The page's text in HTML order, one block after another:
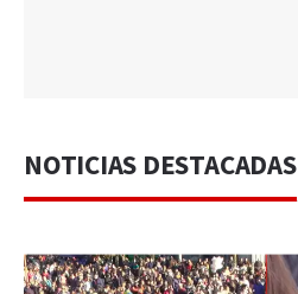
NOTICIAS DESTACADAS